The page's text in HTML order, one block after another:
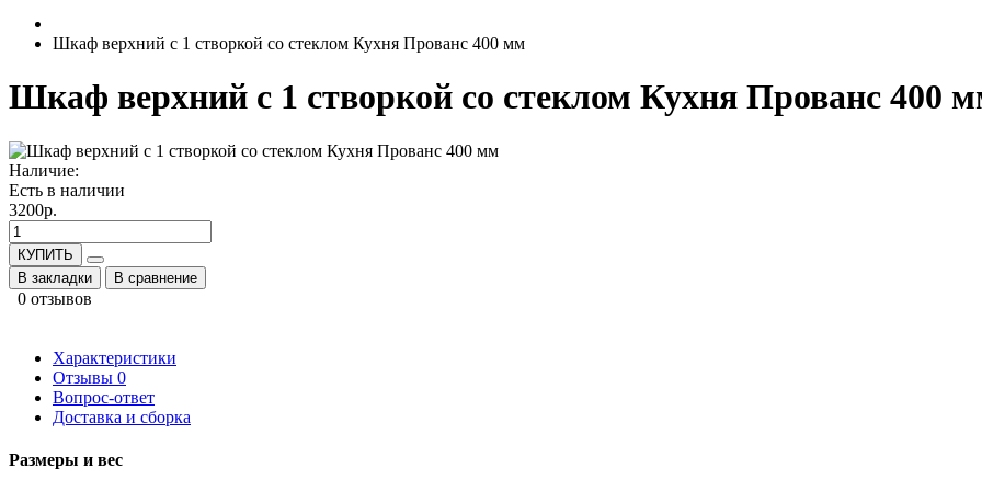
Шкаф верхний с 1 створкой со стеклом Кухня Прованс 400 мм
Шкаф верхний с 1 створкой со стеклом Кухня Прованс 400
Наличие:
Есть в наличии
3200р.
КУПИТЬ
В закладки
В сравнение
0 отзывов
Характеристики
Отзывы 0
Вопрос-ответ
Доставка и сборка
Размеры и вес